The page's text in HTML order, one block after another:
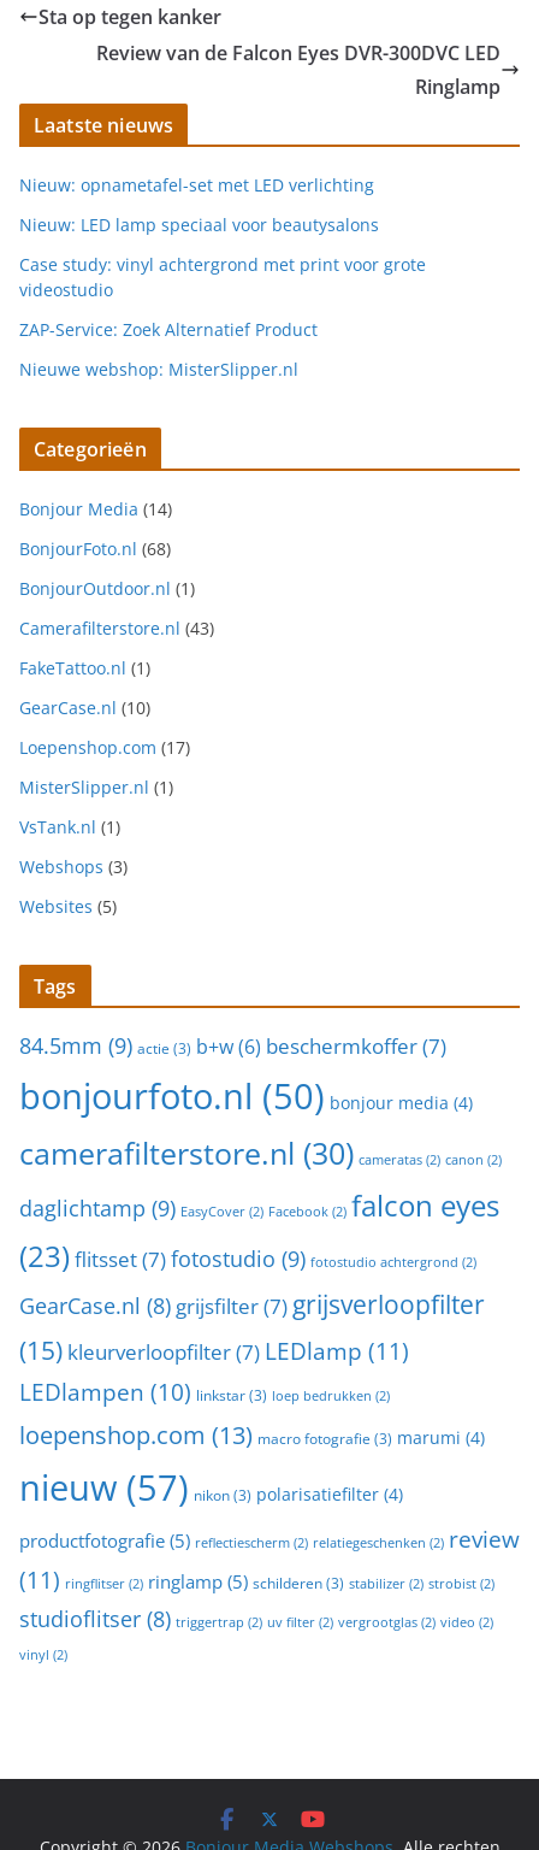
Sta op tegen kanker
Review van de Falcon Eyes DVR-300DVC LED
Ringlamp
Laatste nieuws
Nieuw: opnametafel-set met LED verlichting
Nieuw: LED lamp speciaal voor beautysalons
Case study: vinyl achtergrond met print voor grote
videostudio
ZAP-Service: Zoek Alternatief Product
Nieuwe webshop: MisterSlipper.nl
Categorieën
Bonjour Media (14)
BonjourFoto.nl (68)
BonjourOutdoor.nl (1)
Camerafilterstore.nl (43)
FakeTattoo.nl (1)
GearCase.nl (10)
Loepenshop.com (17)
MisterSlipper.nl (1)
VsTank.nl (1)
Webshops (3)
Websites (5)
Tags
84.5mm (9) actie (3) b+w(6) beschermkoffer(7)
bonjourfoto.nl (50) bonjour media (4)
camerafilterstore.nl (30) cameratas (2) canon (2)
daglichtamp (9) EasyCover (2) Facebook (2) falcon eyes
(23)flitsset(7)fotostudio (9) fotostudio achtergrond (2)
GearCase.nl (8) grijsfilter(7) grijsverloopfilter
(15) kleurverloopfilter(7) LEDlamp (11)
LEDlampen (10) linkstar(3) loep bedrukken (2)
loepenshop.com (13) macro fotografie (3) marumi (4)
nieuw (57) nikon(3) polarisatiefilter (4)
productfotografie (5) reflectiescherm (2) relatiegeschenken (2) review
(11) ringflitser (2) ringlamp (5) schilderen(3) stabilizer (2) strobist (2)
studioflitser (8) triggertrap (2) uv filter (2) vergrootglas (2) video (2)
vinyl (2)